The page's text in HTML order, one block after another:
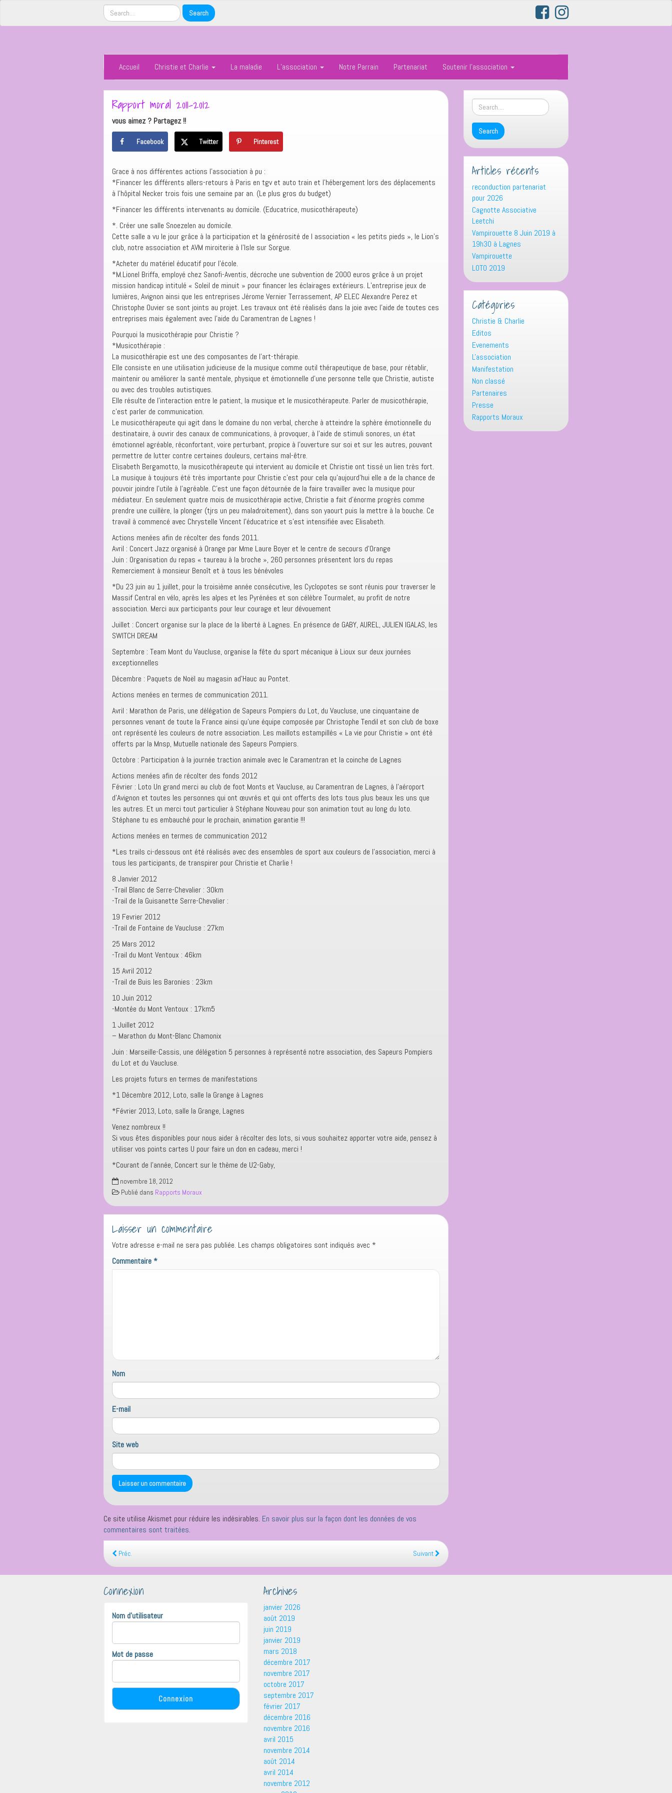
Accueil Christie et Charlie La maladie L’association Notre Parrain Partenariat Soutenir l’association
Rapport moral 2011-2012
vous aimez ? Partagez !!
Facebook Twitter Pinterest
Grace à nos différentes actions l’association à pu :
*Financer les différents allers-retours à Paris en tgv et auto train et l’hébergement lors des déplacements
à l’hôpital Necker trois fois une semaine par an. (Le plus gros du budget)
*Financer les différents intervenants au domicile. (Educatrice, musicothérapeute)
*. Créer une salle Snoezelen au domicile.
Cette salle a vu le jour grâce à la participation et la générosité de l association « les petits pieds », le Lion’s
club, notre association et AVM miroiterie à l’Isle sur Sorgue.
*Acheter du matériel éducatif pour l’école.
*M.Lionel Briffa, employé chez Sanofi-Aventis, décroche une subvention de 2000 euros grâce à un projet
mission handicap intitulé « Soleil de minuit » pour financer les éclairages extérieurs. L’entreprise jeux de
lumières, Avignon ainsi que les entreprises Jérome Vernier Terrassement, AP ELEC Alexandre Perez et
Christophe Ouvier se sont joints au projet. Les travaux ont été réalisés dans la joie avec l’aide de toutes ces
entreprises mais également avec l’aide du Caramentran de Lagnes !
Pourquoi la musicothérapie pour Christie ?
*Musicothérapie :
La musicothérapie est une des composantes de l’art-thérapie.
Elle consiste en une utilisation judicieuse de la musique comme outil thérapeutique de base, pour rétablir,
maintenir ou améliorer la santé mentale, physique et émotionnelle d’une personne telle que Christie, autiste
ou avec des troubles autistiques.
Elle résulte de l’interaction entre le patient, la musique et le musicothérapeute. Parler de musicothérapie,
c’est parler de communication.
Le musicothérapeute qui agit dans le domaine du non verbal, cherche à atteindre la sphère émotionnelle du
destinataire, à ouvrir des canaux de communications, à provoquer, à l’aide de stimuli sonores, un état
émotionnel agréable, réconfortant, voire perturbant, propice à l’ouverture sur soi et sur les autres, pouvant
permettre de lutter contre certaines douleurs, certains mal-être.
Elisabeth Bergamotto, la musicothérapeute qui intervient au domicile et Christie ont tissé un lien très fort.
La musique à toujours été très importante pour Christie c’est pour cela qu’aujourd’hui elle a de la chance de
pouvoir joindre l’utile à l’agréable. C’est une façon détournée de la faire travailler avec la musique pour
médiateur. En seulement quatre mois de musicothérapie active, Christie a fait d’énorme progrès comme
prendre une cuillère, la plonger (tjrs un peu maladroitement), dans son yaourt puis la mettre à la bouche. Ce
travail à commencé avec Chrystelle Vincent l’éducatrice et s’est intensifiée avec Elisabeth.
Actions menées afin de récolter des fonds 2011.
Avril : Concert Jazz organisé à Orange par Mme Laure Boyer et le centre de secours d’Orange
Juin : Organisation du repas « taureau à la broche », 260 personnes présentent lors du repas
Remerciement à monsieur Benoît et à tous les bénévoles
*Du 23 juin au 1 juillet, pour la troisième année consécutive, les Cyclopotes se sont réunis pour traverser le
Massif Central en vélo, après les alpes et les Pyrénées et son célèbre Tourmalet, au profit de notre
association. Merci aux participants pour leur courage et leur dévouement
Juillet : Concert organise sur la place de la liberté à Lagnes. En présence de GABY, AUREL, JULIEN IGALAS, les
SWITCH DREAM
Septembre : Team Mont du Vaucluse, organise la fête du sport mécanique à Lioux sur deux journées
exceptionnelles
Décembre : Paquets de Noël au magasin ad’Hauc au Pontet.
Actions menées en termes de communication 2011.
Avril : Marathon de Paris, une délégation de Sapeurs Pompiers du Lot, du Vaucluse, une cinquantaine de
personnes venant de toute la France ainsi qu’une équipe composée par Christophe Tendil et son club de boxe
ont représenté les couleurs de notre association. Les maillots estampillés « La vie pour Christie » ont été
offerts par la Mnsp, Mutuelle nationale des Sapeurs Pompiers.
Octobre : Participation à la journée traction animale avec le Caramentran et la coinche de Lagnes
Actions menées afin de récolter des fonds 2012
Février : Loto Un grand merci au club de foot Monts et Vaucluse, au Caramentran de Lagnes, à l’aéroport
d’Avignon et toutes les personnes qui ont œuvrés et qui ont offerts des lots tous plus beaux les uns que
les autres. Et un merci tout particulier à Stéphane Nouveau pour son animation tout au long du loto.
Stéphane tu es embauché pour le prochain, animation garantie !!!
Actions menées en termes de communication 2012
*Les trails ci-dessous ont été réalisés avec des ensembles de sport aux couleurs de l’association, merci à
tous les participants, de transpirer pour Christie et Charlie !
8 Janvier 2012
-Trail Blanc de Serre-Chevalier : 30km
-Trail de la Guisanette Serre-Chevalier :
19 Fevrier 2012
-Trail de Fontaine de Vaucluse : 27km
25 Mars 2012
-Trail du Mont Ventoux : 46km
15 Avril 2012
-Trail de Buis les Baronies : 23km
10 Juin 2012
-Montée du Mont Ventoux : 17km5
1 Juillet 2012
– Marathon du Mont-Blanc Chamonix
Juin : Marseille-Cassis, une délégation 5 personnes à représenté notre association, des Sapeurs Pompiers
du Lot et du Vaucluse.
Les projets futurs en termes de manifestations
*1 Décembre 2012, Loto, salle la Grange à Lagnes
*Février 2013, Loto, salle la Grange, Lagnes
Venez nombreux !!
Si vous êtes disponibles pour nous aider à récolter des lots, si vous souhaitez apporter votre aide, pensez à
utiliser vos points cartes U pour faire un don en cadeau, merci !
*Courant de l’année, Concert sur le thème de U2-Gaby,
novembre 18, 2012
Publié dans Rapports Moraux
Laisser un commentaire
Votre adresse e-mail ne sera pas publiée. Les champs obligatoires sont indiqués avec *
Commentaire*
Nom
E-mail
Site web
Ce site utilise Akismet pour réduire les indésirables. En savoir plus sur la façon dont les données de vos
commentaires sont traitées.
Préc. Suivant
Articles récents
reconduction partenariat
pour 2026
Cagnotte Associative
Leetchi
Vampirouette 8 Juin 2019 à
19h30 à Lagnes
Vampirouette
LOTO 2019
Catégories
Christie & Charlie
Editos
Evenements
L'association
Manifestation
Non classé
Partenaires
Presse
Rapports Moraux
Connexion
Nom d'utilisateur
Mot de passe
Archives
janvier 2026
août 2019
juin 2019
janvier 2019
mars 2018
décembre 2017
novembre 2017
octobre 2017
septembre 2017
février 2017
décembre 2016
novembre 2016
avril 2015
novembre 2014
août 2014
avril 2014
novembre 2012